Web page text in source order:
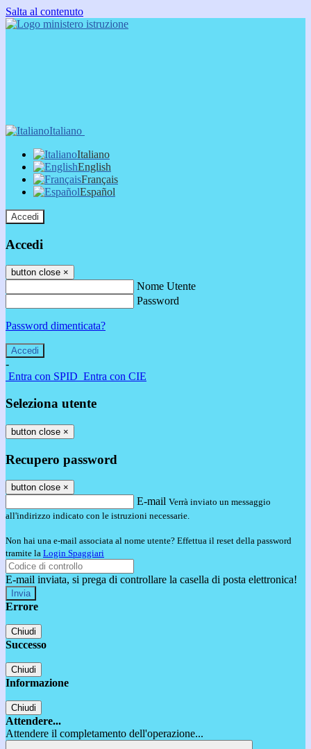
Salta al contenuto
Italiano
Italiano
English
Français
Español
Accedi
Accedi
button close ×
Nome Utente
Password
Password dimenticata?
-
Entra con SPID Entra con CIE
Seleziona utente
button close ×
Recupero password
button close ×
E-mail Verrà inviato un messaggio
all'indirizzo indicato con le istruzioni necessarie.
Non hai una e-mail associata al nome utente? Effettua il reset della password
tramite la Login Spaggiari
E-mail inviata, si prega di controllare la casella di posta elettronica!
Errore
Chiudi
Successo
Chiudi
Informazione
Chiudi
Attendere...
Attendere il completamento dell'operazione...